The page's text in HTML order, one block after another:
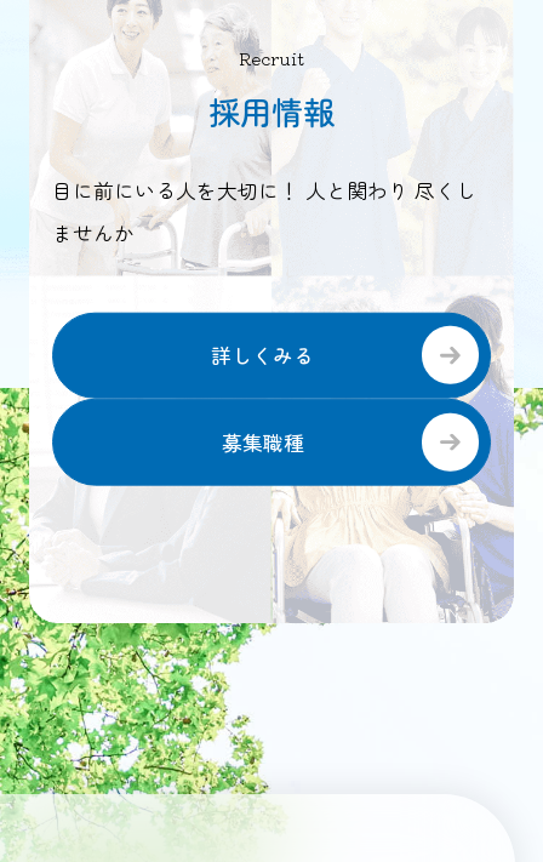
Recruit
採用情報
目に前にいる人を大切に！ 人と関わり 尽くし
ませんか
詳しくみる
募集職種